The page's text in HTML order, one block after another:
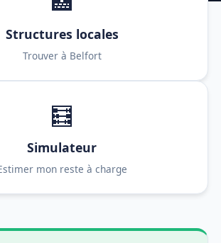
Structures locales
Trouver à Belfort
🧮
Simulateur
mon reste à charge